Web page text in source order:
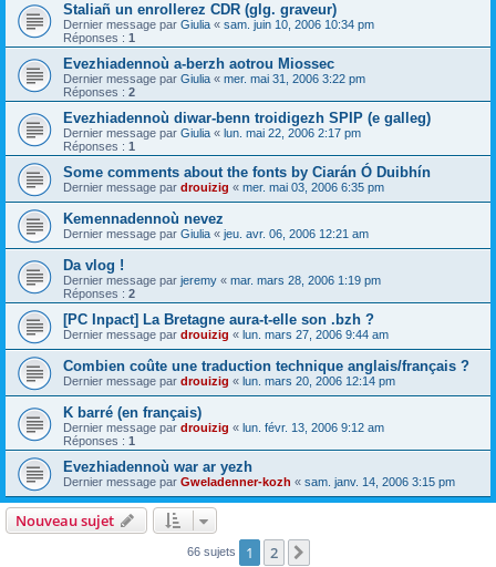
Staliañ un enrollerez CDR (glg. graveur)
Dernier message par Giulia « sam. juin 10, 2006 10:34 pm
Réponses : 1
Evezhiadennoù a-berzh aotrou Miossec
Dernier message par Giulia « mer. mai 31, 2006 3:22 pm
Réponses : 2
Evezhiadennoù diwar-benn troidigezh SPIP (e galleg)
Dernier message par Giulia « lun. mai 22, 2006 2:17 pm
Réponses : 1
Some comments about the fonts by Ciarán Ó Duibhín
Dernier message par drouizig « mer. mai 03, 2006 6:35 pm
Kemennadennoù nevez
Dernier message par Giulia « jeu. avr. 06, 2006 12:21 am
Da vlog !
Dernier message par jeremy « mar. mars 28, 2006 1:19 pm
Réponses : 2
[PC Inpact] La Bretagne aura-t-elle son .bzh ?
Dernier message par drouizig « lun. mars 27, 2006 9:44 am
Combien coûte une traduction technique anglais/français ?
Dernier message par drouizig « lun. mars 20, 2006 12:14 pm
K barré (en français)
Dernier message par drouizig « lun. févr. 13, 2006 9:12 am
Réponses : 1
Evezhiadennoù war ar yezh
Dernier message par Gweladenner-kozh « sam. janv. 14, 2006 3:15 pm
Nouveau sujet
66 sujets 1 2